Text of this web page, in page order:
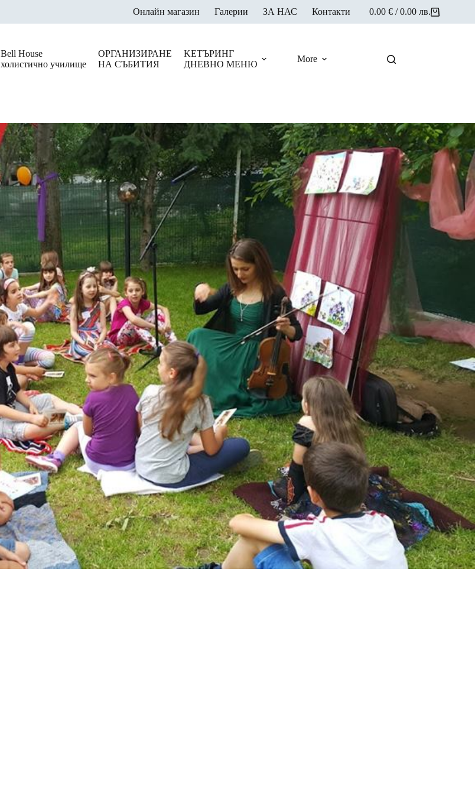
Онлайн магазин Галерии ЗА НАС Контакти
Shopping
cart
0.00 € / 0.00 лв.
Bell House
холистично училище
ОРГАНИЗИРАНЕ
НА СЪБИТИЯ
KЕТЪРИНГ
ДНЕВНО МЕНЮ
More